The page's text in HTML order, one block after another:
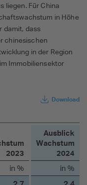
liegen. Für China
in Höhe
damit, dass
chinesischen
in der Region
Immobiliensektor
Download
2023
Ausblick
Wachstum
2024
in % in %